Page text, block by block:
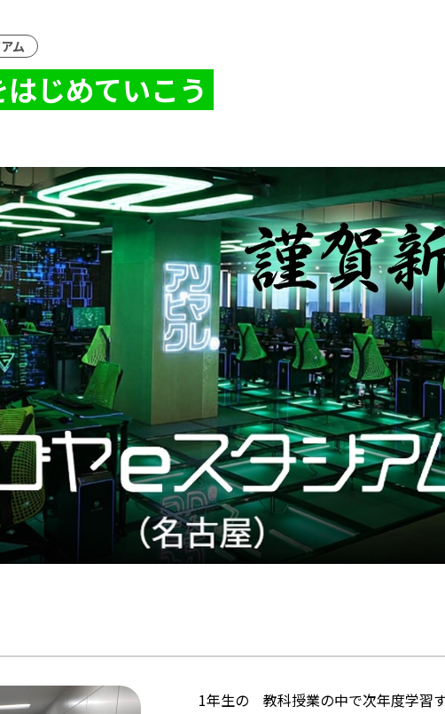
ム
じめていこう
1年生の 教科授業の中で次年度学習